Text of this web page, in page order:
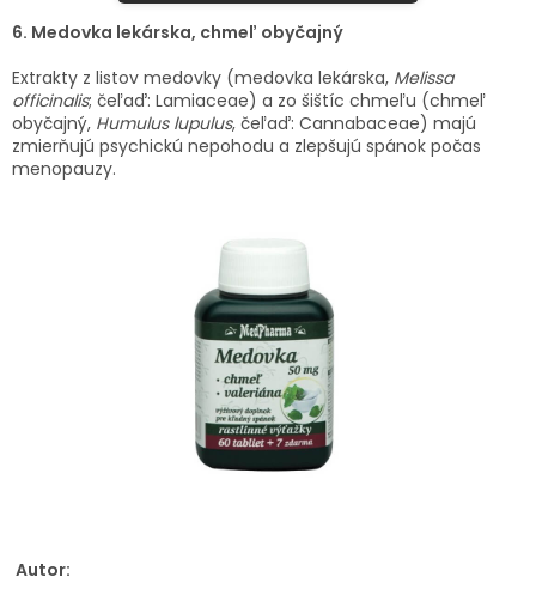
6. Medovka lekárska, chmeľ obyčajný
Extrakty z listov medovky (medovka lekárska, Melissa
officinalis; čeľaď: Lamiaceae) a zo šištíc chmeľu (chmeľ
obyčajný, Humulus lupulus, čeľaď: Cannabaceae) majú
zmierňujú psychickú nepohodu a zlepšujú spánok počas
menopauzy.
Autor: